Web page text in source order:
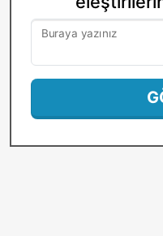
Buraya yazınız